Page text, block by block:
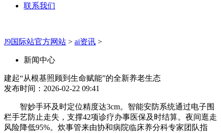
联系我们
J9国际站官方网站 > ai资讯 >
新闻中心
建起“从根基照顾到生命赋能”的全新养老生态
发布时间：2026-02-22 09:41
智妙手环及时定位精度达3cm。智能安防系统通过电子围
栏手艺防止走失，支撑42项诊疗办事医保及时结算。夜间逛走
风险降低95%。炊事管来由协和病院临床养分科专家团队指